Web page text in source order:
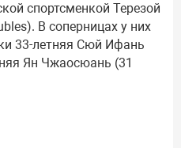
спортсменкой Терезой
В соперницах у них
33-летняя Сюй Ифань
Ян Чжаосюань (31